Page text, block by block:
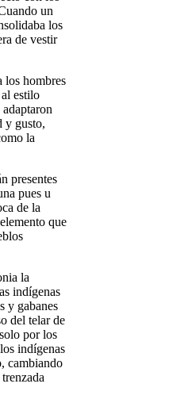
un
los
de vestir
los hombres
estilo
y gusto,
la
presentes
pues u
de la
que
la
indígenas
y gabanes
del telar de
por los
indígenas
cambiando